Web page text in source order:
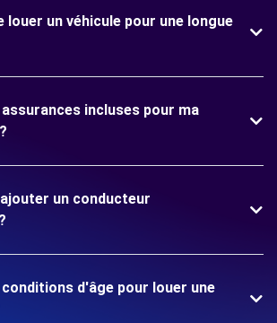
louer un véhicule pour une longue
incluses pour ma
un conducteur
d'âge pour louer une